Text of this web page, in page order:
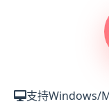
支持Windows/